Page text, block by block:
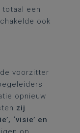
totaal een
ook
voorzitter
opnieuw
zij
‘visie’ en